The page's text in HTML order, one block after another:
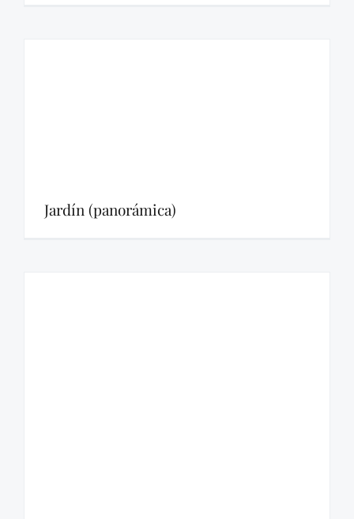
Jardín (panorámica)